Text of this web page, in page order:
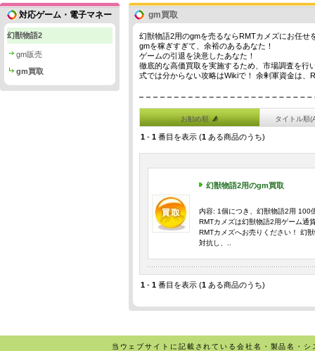
対応ゲーム・電子マネー
幻獣物語2
gm販売
gm買取
gm買取
幻獣物語2用のgmを売るならRMTカメズにお任せ
gmを稼ぎすぎて、余裕のあるあなた！
ゲームの引退を決意したあなた！
徹底的な高価買取を実施するため、市場調査を行
式では分からない攻略はWikiで！ 余剰軍資金は、
お勧め順 タイトル順
1 - 1 番目を表示 (1 ある商品のうち)
幻獣物語2用のgm買取
内容: 1個につき、幻獣物語2用
RMTカメズは幻獣物語2用ゲーム通
RMTカメズへお売りください！ 幻
対抗し、..
1 - 1 番目を表示 (1 ある商品のうち)
当ウェブサイトに記載されている会社名・製品名・